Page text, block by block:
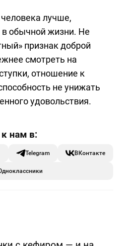
человека лучше,
обычной жизни. Не
признак доброй
смотреть на
отношение к
не унижать
удовольствия.
Telegram ВКонтакте